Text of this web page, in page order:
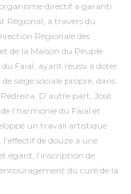
directif a garanti
Régional, à travers du
Régionale des
de la Maison du Peuple
Faial, ayant réussi à doter
siège sociale propre, dans
D’autre part, José
l’harmonie du Faial et
un travail artistique
de douze à une
égard, l’inscription de
du curé de la